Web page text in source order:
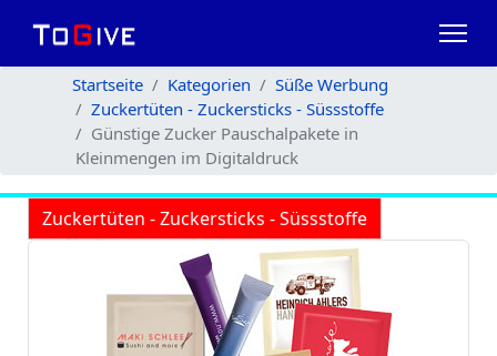
Startseite Kategorien
Süße Werbung
Zuckertüten - Zuckersticks - Süssstoffe
Günstige Zucker Pauschalpakete in
Kleinmengen im Digitaldruck
Zuckertüten - Zuckersticks - Süssstoffe